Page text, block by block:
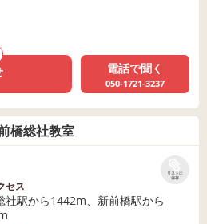
電話で聞く
050-1721-3237
橋総社教室
リストに
保存
セス
社駅から1442m、新前橋駅から